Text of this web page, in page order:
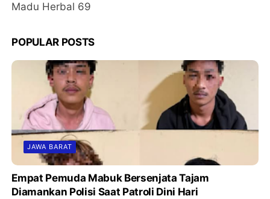
Madu Herbal 69
POPULAR POSTS
JAWA BARAT
Empat Pemuda Mabuk Bersenjata Tajam
Diamankan Polisi Saat Patroli Dini Hari